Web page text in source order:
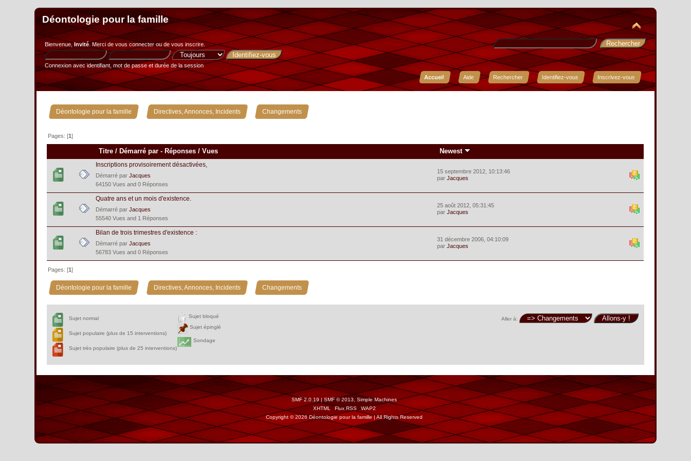
Déontologie pour la famille
Bienvenue,Invité. Merci devous connecterou devous inscrire.
Connexion avec identifiant, mot de passe et durée de la session
Accueil
Aide Rechercher Identifiez-vous Inscrivez-vous
Déontologie pour la famille » Directives, Annonces, Incidents » Changements
Pages: [1]
Titre / Démarré par - Réponses /Vues Newest
Inscriptions provisoirement désactivées,
Démarré parJacques
64150 Vues and 0 Réponses
15 septembre 2012, 10:13:46
parJacques
Quatre ans et un mois d'existence.
Démarré parJacques
55540 Vues and 1 Réponses
25 août 2012, 05:31:45
parJacques
Bilan de trois trimestres d'existence :
Démarré parJacques
56783 Vues and 0 Réponses
31 décembre 2006, 04:10:09
parJacques
Pages: [1]
Déontologie pour la famille » Directives, Annonces, Incidents » Changements
Aller à:
Sujet normal
Sujet populaire (plus de 15 interventions)
Sujet très populaire (plus de 25 interventions)
Sujet bloqué
Sujet épinglé
Sondage
SMF 2.0.19 | SMF © 2013
Simple Machines
XHTML
Flux RSS
WAP2
Copyright © 2026 Déontologie pour la famille | All Rights Reserved